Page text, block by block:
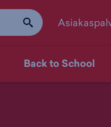
Back to School